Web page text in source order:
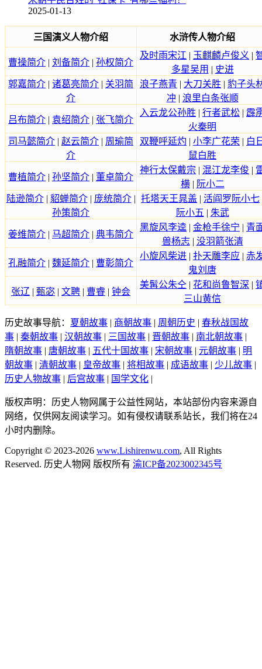
2025-01-13
三国演义人物介绍 水浒传人物介绍
曹操简介 | 刘备简介 | 孙权简介
及时雨宋江 | 玉麒麟卢俊义 |
多星吴用 | 史进
郭嘉简介 | 诸葛亮简介 | 关羽简
介
浪子燕青 | 大刀关胜 | 豹子头
冲 | 浪里白条张顺
吕布简介 | 袁绍简介 | 张飞简介
入云龙公孙胜 | 行者武松 | 霹
火秦明
司马懿简介 | 赵云简介 | 周瑜简
介
双鞭呼延灼 | 小李广花荣 | 白
鼠白胜
曹植简介 | 孙坚简介 | 董卓简介
神行太保戴宗 | 混江龙李俊 |
横| 阮小二
陆逊简介| 貂蝉简介| 庞统简介|
孙策简介
托塔天王晁盖 | 活阎罗阮小七
阮小五 | 朱武
姜维简介 | 马超简介 | 典韦简介
黑旋风李逵 | 金枪手徐宁 | 青
兽杨志| 没羽箭张清
孔融简介 | 魏延简介 | 曹彰简介
小旋风柴进 | 扑天雕李应 | 赤
鬼刘唐
张辽 | 甄宓 | 文聘 | 曹睿 | 钟会
美髯公朱仝 | 花和尚鲁智深 |
三山黄信
历史故事导航： 夏朝故事 | 商朝故事 | 周朝历史 | 春秋战国故
事 | 秦朝故事 | 汉朝故事 | 三国故事 | 晋朝故事 | 南北朝故事 |
隋朝故事 | 唐朝故事 | 五代十国故事 | 宋朝故事 | 元朝故事 | 明
朝故事 | 清朝故事 | 皇帝故事 | 将相故事 | 成语故事 | 少儿故事 |
历史人物故事 | 后宫故事 | 国学文化 |
版权声明：历史人物网属于公益性网站，本站部份内容来源自
网络，仅供网友阅读学习。如有侵权请联系站长，我们将在24
小时内删除。
Copyright © 2023-2026 www.Lishirenwu.com, All Rights
Reserved. 历史人物网 版权所有 渝ICP备2023002345号